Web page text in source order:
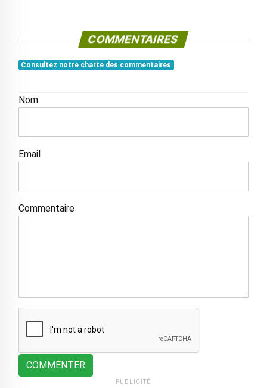
COMMENTAIRES
Consultez notre charte des commentaires
Nom
Email
Commentaire
COMMENTER
PUBLICITÉ